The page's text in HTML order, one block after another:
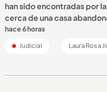
han sido encontradas por
cerca de una casa
hace 6 horas
Judicial Laura Rosa